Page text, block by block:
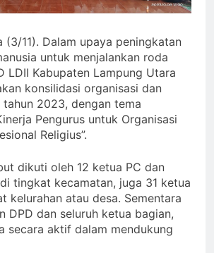
(3/11). Dalam upaya peningkatan
untuk menjalankan roda
LDII Kabupaten Lampung Utara
konsilidasi organisasi dan
2023, dengan tema
Pengurus untuk Organisasi
Religius”.
dikuti oleh 12 ketua PC dan
tingkat kecamatan, juga 31 ketua
kelurahan atau desa. Sementara
DPD dan seluruh ketua bagian,
secara aktif dalam mendukung